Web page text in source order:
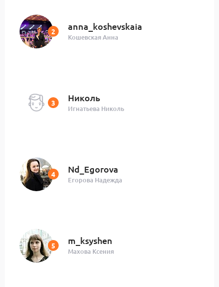
anna_koshevskaia
Кошевская Анна
Николь
Игнатьева Николь
Nd_Egorova
Егорова Надежда
m_ksyshen
Махова Ксения